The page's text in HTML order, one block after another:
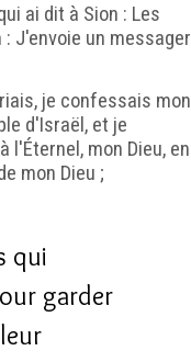
ai dit à Sion : Les
J'envoie un messager
je confessais mon
d'Israël, et je
mon Dieu, en
mon Dieu ;
qui
garder